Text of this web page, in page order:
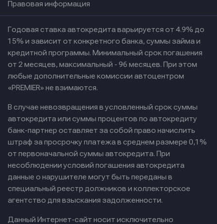
Правовая информация
Годовая ставка автокредита варьируется от 4.9% до
15% и зависит от конкретного банка, суммы займа и
кредитной программы. Минимальный срок погашения
от 2 месяцев, максимальный - 96 месяцев. При этом
любые дополнительные комиссии автоцентром
«PREMIER» не взимаются.
В случае невозвращения в условленный срок суммы
автокредита или суммы процентов по автокредиту
банк-партнер оставляет за собой право начислить
штраф за просрочку платежа в среднем размере 0,1%
от первоначальной суммы автокредита. При
несоблюдении условий погашения автокредита
данные о нарушителе могут быть переданы в
специальный реестр должников и коллекторское
агентство для взыскания задолженности.
Данный Интернет-сайт носит исключительно